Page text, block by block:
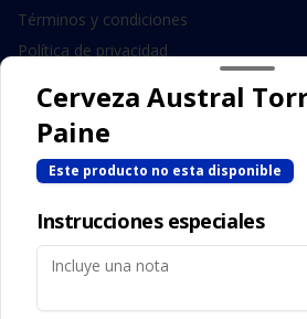
Términos y condiciones
Política de privacidad
Redes sociales
Instagram
Facebook
Mi cuenta
Cerveza Austral
Paine
Este producto no esta disponible
Instrucciones especiales